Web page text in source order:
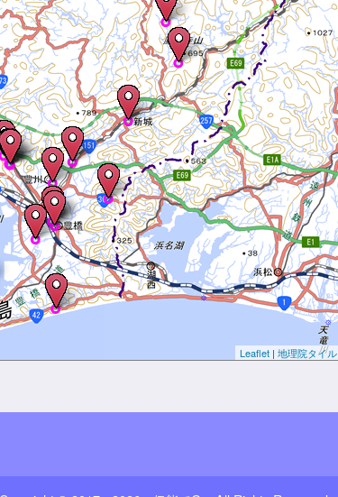
Leaflet | 地理院タイル